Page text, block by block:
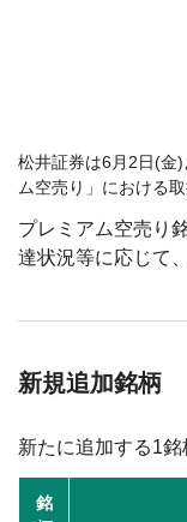
松井証券は6月2日(金
ム空売り」における
プレミアム空売り
達状況等に応じて
新規追加銘柄
新たに追加する1銘
銘